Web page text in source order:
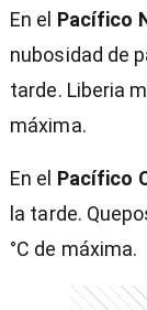
En el Pacífico
nubosidad de
tarde. Liberia
máxima.
En el Pacífico
la tarde.
°C de máxima.